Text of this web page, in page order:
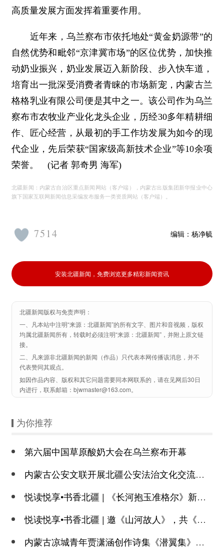
高质量发展方面发挥着重要作用。
近年来，乌兰察布市依托地处“黄金奶源带”的
自然优势和毗邻“京津冀市场”的区位优势，加快推
动奶业振兴，奶业发展迈入新阶段、步入快车道，
培育出一批深受消费者青睐的市场新宠，内蒙古兰
格格乳业有限公司便是其中之一。该公司作为乌兰
察布市农牧业产业化龙头企业，历经30多年精耕细
作、匠心经营，从最初的手工作坊发展为如今的现
代企业，先后荣获“国家级高新技术企业”等10余项
荣誉。 (记者 郭奇男 海军)
北疆新闻：内蒙古自治区重点新闻网站（客户端），内蒙古出版集团新华报业中心
旗下国家互联网新闻信息采编发布服务一类资质网站（客户端）。
编辑： 杨净毓
7514
安装北疆新闻，免费浏览更多精彩新闻资讯
北疆新闻版权与免责声明：
一、凡本站中注明“来源：北疆新闻”的所有文字、图片和音视频，版权
均属北疆新闻所有，转载时必须注明“来源：北疆新闻”，并附上原文链
接。
二、凡来源非北疆新闻的新闻（作品）只代表本网传播该消息，并不
代表赞同其观点。
如因作品内容、版权和其它问题需要同本网联系的，请在见网后30日
内进行，联系邮箱：bjwmaster@163.com。
为你推荐
第六届中国草原酸奶大会在乌兰察布开幕
内蒙古公安文联开展北疆公安法治文化交流活动
悦读悦享•书香北疆 | 《长河抱玉准格尔》新书发布会亮相第32届全国图书交易
悦读悦享•书香北疆 | 邀《山河故人》，共《执笔》，写《诗韵如歌》——文学
内蒙古凉城青年贾潇涵创作诗集《潜翼集》赞美家乡